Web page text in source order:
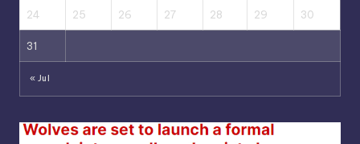
24 25 26 27 28 29 30
31
« Jul